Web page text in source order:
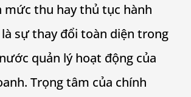
mức thu hay thủ tục hành
sự thay đổi toàn diện trong
quản lý hoạt động của
Trọng tâm của chính